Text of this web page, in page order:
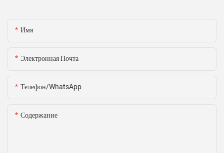
Имя
Электронная Почта
Телефон/WhatsApp
Содержание